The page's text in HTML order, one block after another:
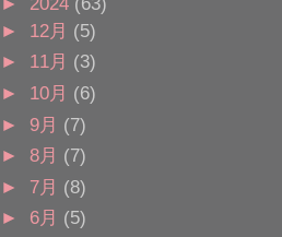
► 12月 (5)
► 11月 (3)
► 10月 (6)
► 9月 (7)
► 8月 (7)
► 7月 (8)
► 6月 (5)